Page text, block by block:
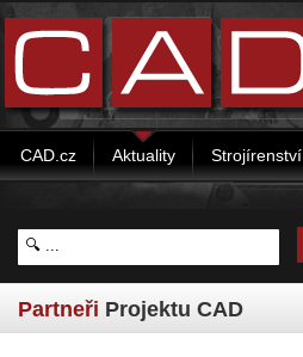
CAD.cz Aktuality Strojírenství
Partneři Projektu CAD